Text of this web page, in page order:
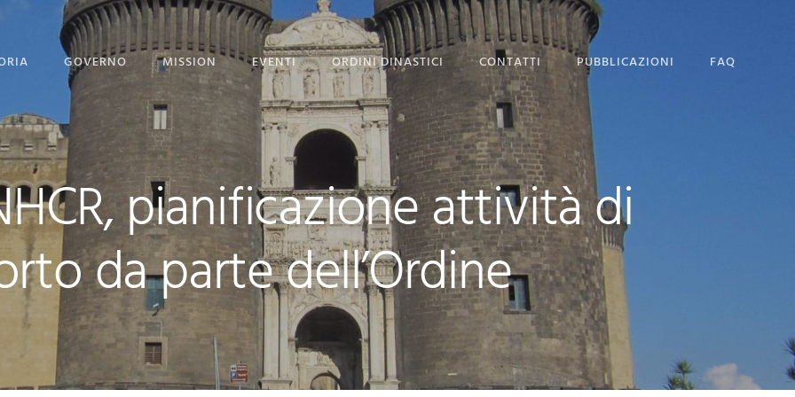
MAESTRI
MAESTRO
GOVERNO
GOVERNO
CORPO DIPLOMATICO
MISSION EVENTI
PROGETTO PORGI UN
SORRISO
NEWS
UFFICIO STAMPA
EVENTI CON GALLERY
ORDINI DINASTICI CONTATTI
SEDE MAGISTRALE
DOMANDA DI
AMMISSIONE
PUBBLICAZIONI FAQ
pianificazione attività di
da parte dell’Ordine